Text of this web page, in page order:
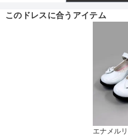
このドレスに合うアイテム